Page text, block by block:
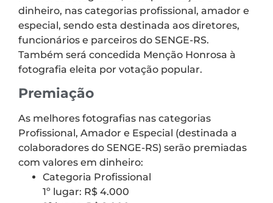
dinheiro, nas categorias profissional, amador e
especial, sendo esta destinada aos diretores,
funcionários e parceiros do SENGE-RS.
Também será concedida Menção Honrosa à
fotografia eleita por votação popular.
Premiação
As melhores fotografias nas categorias
Profissional, Amador e Especial (destinada a
colaboradores do SENGE-RS) serão premiadas
com valores em dinheiro:
Categoria Profissional
1º lugar: R$ 4.000